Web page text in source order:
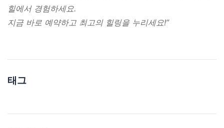
힐에서 경험하세요.
지금 바로 예약하고 최고의 힐링을 누리세요!”
태그